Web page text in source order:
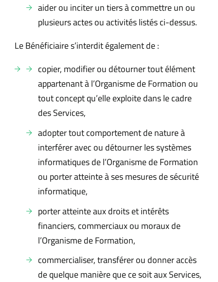
aider ou inciter un tiers à commettre un ou
plusieurs actes ou activités listés ci-dessus.
Le Bénéficiaire s’interdit également de :
copier, modifier ou détourner tout élément
appartenant à l’Organisme de Formation ou
tout concept qu’elle exploite dans le cadre
des Services,
adopter tout comportement de nature à
interférer avec ou détourner les systèmes
informatiques de l’Organisme de Formation
ou porter atteinte à ses mesures de sécurité
informatique,
porter atteinte aux droits et intérêts
financiers, commerciaux ou moraux de
l’Organisme de Formation,
commercialiser, transférer ou donner accès
de quelque manière que ce soit aux Services,